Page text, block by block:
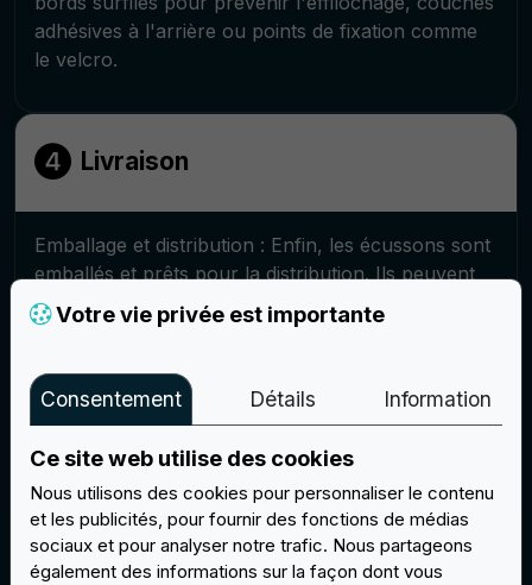
adhésives à l'arrière ou points de fixation comme
le velcro.
Livraison
Emballage et distribution : Enfin, les écussons sont
emballés et prêts pour la distribution. Ils peuvent
être emballés dans des sachets ou des boîtes
individuelles, selon les préférences du client. Les
canaux, tels que la vente au détail, l'envoi direct
de salons.
Créez votre projet
Votre vie privée est importante
Consentement Détails Information
Ce site web utilise des cookies
Nous utilisons des cookies pour personnaliser le contenu
et les publicités, pour fournir des fonctions de médias
sociaux et pour analyser notre trafic. Nous partageons
également des informations sur la façon dont vous